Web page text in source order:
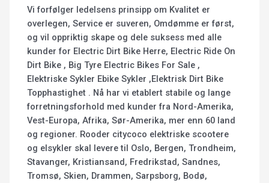
Vi forfølger ledelsens prinsipp om Kvalitet er
overlegen, Service er suveren, Omdømme er først,
og vil oppriktig skape og dele suksess med alle
kunder for Electric Dirt Bike Herre, Electric Ride On
Dirt Bike , Big Tyre Electric Bikes For Sale ,
Elektriske Sykler Ebike Sykler ,Elektrisk Dirt Bike
Topphastighet . Nå har vi etablert stabile og lange
forretningsforhold med kunder fra Nord-Amerika,
Vest-Europa, Afrika, Sør-Amerika, mer enn 60 land
og regioner. Rooder citycoco elektriske scootere
og elsykler skal levere til Oslo, Bergen, Trondheim,
Stavanger, Kristiansand, Fredrikstad, Sandnes,
Tromsø, Skien, Drammen, Sarpsborg, Bodø,